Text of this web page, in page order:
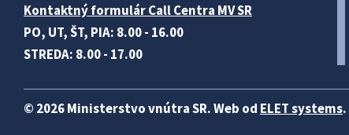
Kontaktný formulár Call Centra MV SR
PO, UT, ŠT, PIA: 8.00 - 16.00
STREDA: 8.00 - 17.00
© 2026 Ministerstvo vnútra SR. Web od ELET systems.